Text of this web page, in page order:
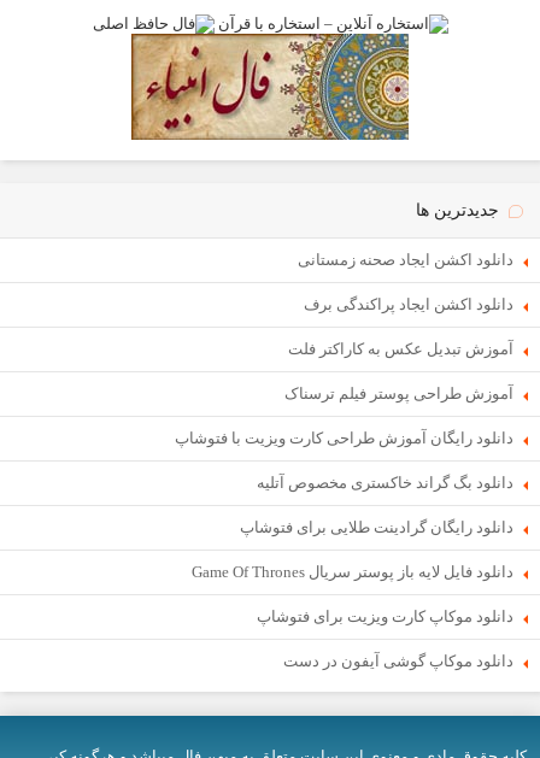
جدیدترین ها
دانلود اکشن ایجاد صحنه زمستانی
دانلود اکشن ایجاد پراکندگی برف
آموزش تبدیل عکس به کاراکتر فلت
آموزش طراحی پوستر فیلم ترسناک
دانلود رایگان آموزش طراحی کارت ویزیت با فتوشاپ
دانلود بگ گراند خاکستری مخصوص آتلیه
دانلود رایگان گرادینت طلایی برای فتوشاپ
دانلود فایل لایه باز پوستر سریال Game Of Thrones
دانلود موکاپ کارت ویزیت برای فتوشاپ
دانلود موکاپ گوشی آیفون در دست